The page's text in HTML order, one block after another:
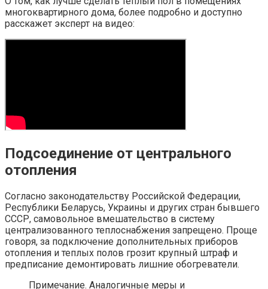
многоквартирного дома, более подробно и доступно
расскажет эксперт на видео:
Подсоединение от центрального
отопления
Согласно законодательству Российской Федерации,
Республики Беларусь, Украины и других стран бывшего
СССР, самовольное вмешательство в систему
централизованного теплоснабжения запрещено. Проще
говоря, за подключение дополнительных приборов
отопления и теплых полов грозит крупный штраф и
предписание демонтировать лишние обогреватели.
Примечание. Аналогичные меры и